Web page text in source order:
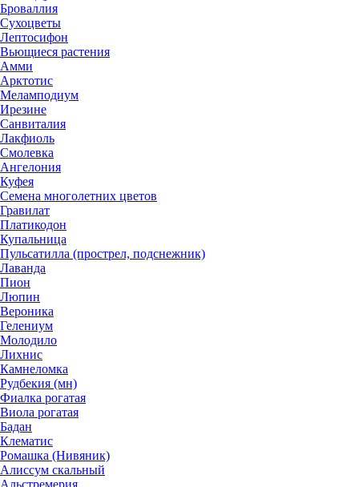
Броваллия
Сухоцветы
Лептосифон
Вьющиеся растения
Амми
Арктотис
Меламподиум
Ирезине
Санвиталия
Лакфиоль
Смолевка
Ангелония
Куфея
Семена многолетних цветов
Гравилат
Платикодон
Купальница
Пульсатилла (прострел, подснежник)
Лаванда
Пион
Люпин
Вероника
Гелениум
Молодило
Лихнис
Камнеломка
Рудбекия (мн)
Фиалка рогатая
Виола рогатая
Бадан
Клематис
Ромашка (Нивяник)
Алиссум скальный
Альстремерия